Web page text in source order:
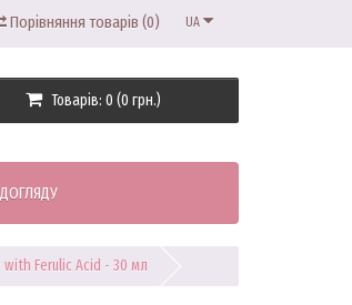
UA
Порівняння товарів (0)
Товарів: 0 (0 грн.)
ДОГЛЯДУ
with Ferulic Acid - 30 мл